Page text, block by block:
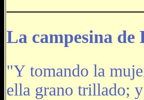
La campesina de
"Y tomando la
ella grano trillado;